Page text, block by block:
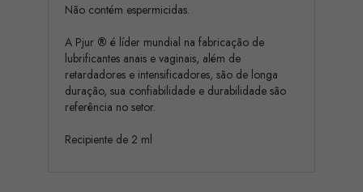
Não contém espermicidas.
A Pjur ® é líder mundial na fabricação de
lubrificantes anais e vaginais, além de
retardadores e intensificadores, são de longa
duração, sua confiabilidade e durabilidade são
referência no setor.
Recipiente de 2 ml